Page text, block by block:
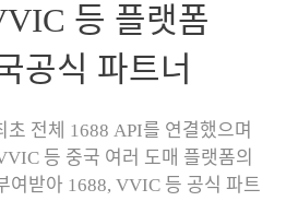
등 플랫폼
공식 파트너
초 전체 1688 API를 연결했으며
등 중국 여러 도매 플랫폼의
여받아 1688, VVIC 등 공식 파트